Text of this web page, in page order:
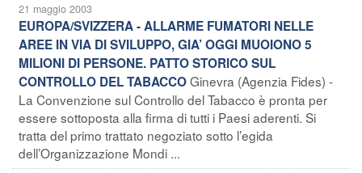
21 maggio 2003
EUROPA/SVIZZERA - ALLARME FUMATORI NELLE
AREE IN VIA DI SVILUPPO, GIA’ OGGI MUOIONO 5
MILIONI DI PERSONE. PATTO STORICO SUL
CONTROLLO DEL TABACCOGinevra (Agenzia Fides) -
La Convenzione sul Controllo del Tabacco è pronta per
essere sottoposta alla firma di tutti i Paesi aderenti. Si
tratta del primo trattato negoziato sotto l’egida
dell’Organizzazione Mondi ...